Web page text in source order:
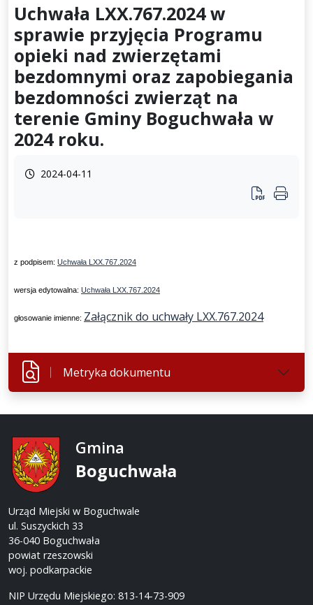
Uchwała LXX.767.2024 w
sprawie przyjęcia Programu
opieki nad zwierzętami
bezdomnymi oraz zapobiegania
bezdomności zwierząt na
terenie Gminy Boguchwała w
2024 roku.
2024-04-11
z podpisem: Uchwała LXX.767.2024
wersja edytowalna: Uchwała LXX.767.2024
głosowanie imienne: Załącznik do uchwały LXX.767.2024
Metryka dokumentu
Gmina
Boguchwała
Urząd Miejski w Boguchwale
ul. Suszyckich 33
36-040 Boguchwała
powiat rzeszowski
woj. podkarpackie
NIP Urzędu Miejskiego: 813-14-73-909